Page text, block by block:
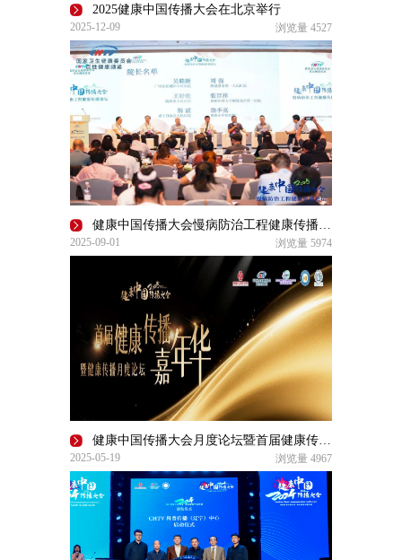
2025健康中国传播大会在北京举行
2025-12-09 浏览量 4527
健康中国传播大会慢病防治工程健康传播论坛在广州成功举办
2025-09-01 浏览量 5974
健康中国传播大会月度论坛暨首届健康传播嘉年华即将启幕
2025-05-19 浏览量 4967